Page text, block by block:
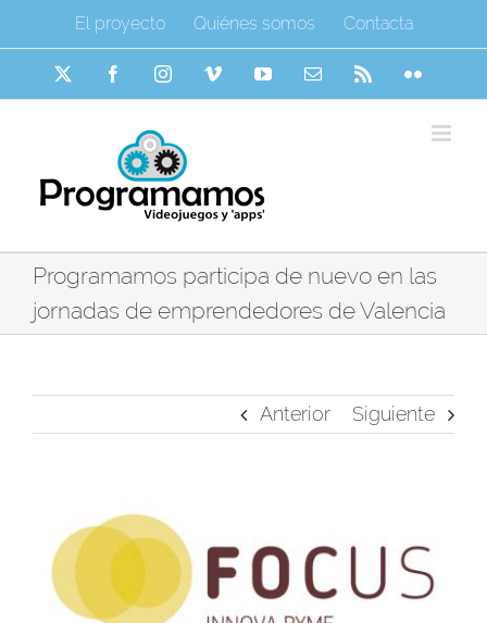
al
contenido
El proyecto Quiénes somos Contacta
FacebookInstagramVimeo YouTubeCorreo
Flickr
Programamos participa de nuevo en las
jornadas de emprendedores de Valencia
Anterior Siguiente
imagen
grande